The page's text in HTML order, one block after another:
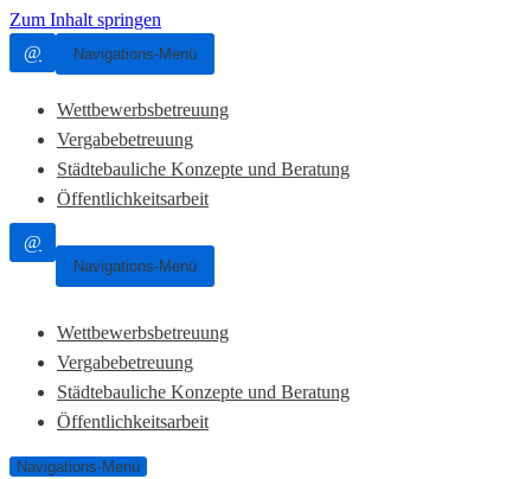
Zum Inhalt springen
@
Navigations-Menü
Wettbewerbsbetreuung
Vergabebetreuung
Städtebauliche Konzepte und Beratung
Öffentlichkeitsarbeit
@
Navigations-Menü
Wettbewerbsbetreuung
Vergabebetreuung
Städtebauliche Konzepte und Beratung
Öffentlichkeitsarbeit
Navigations-Menü